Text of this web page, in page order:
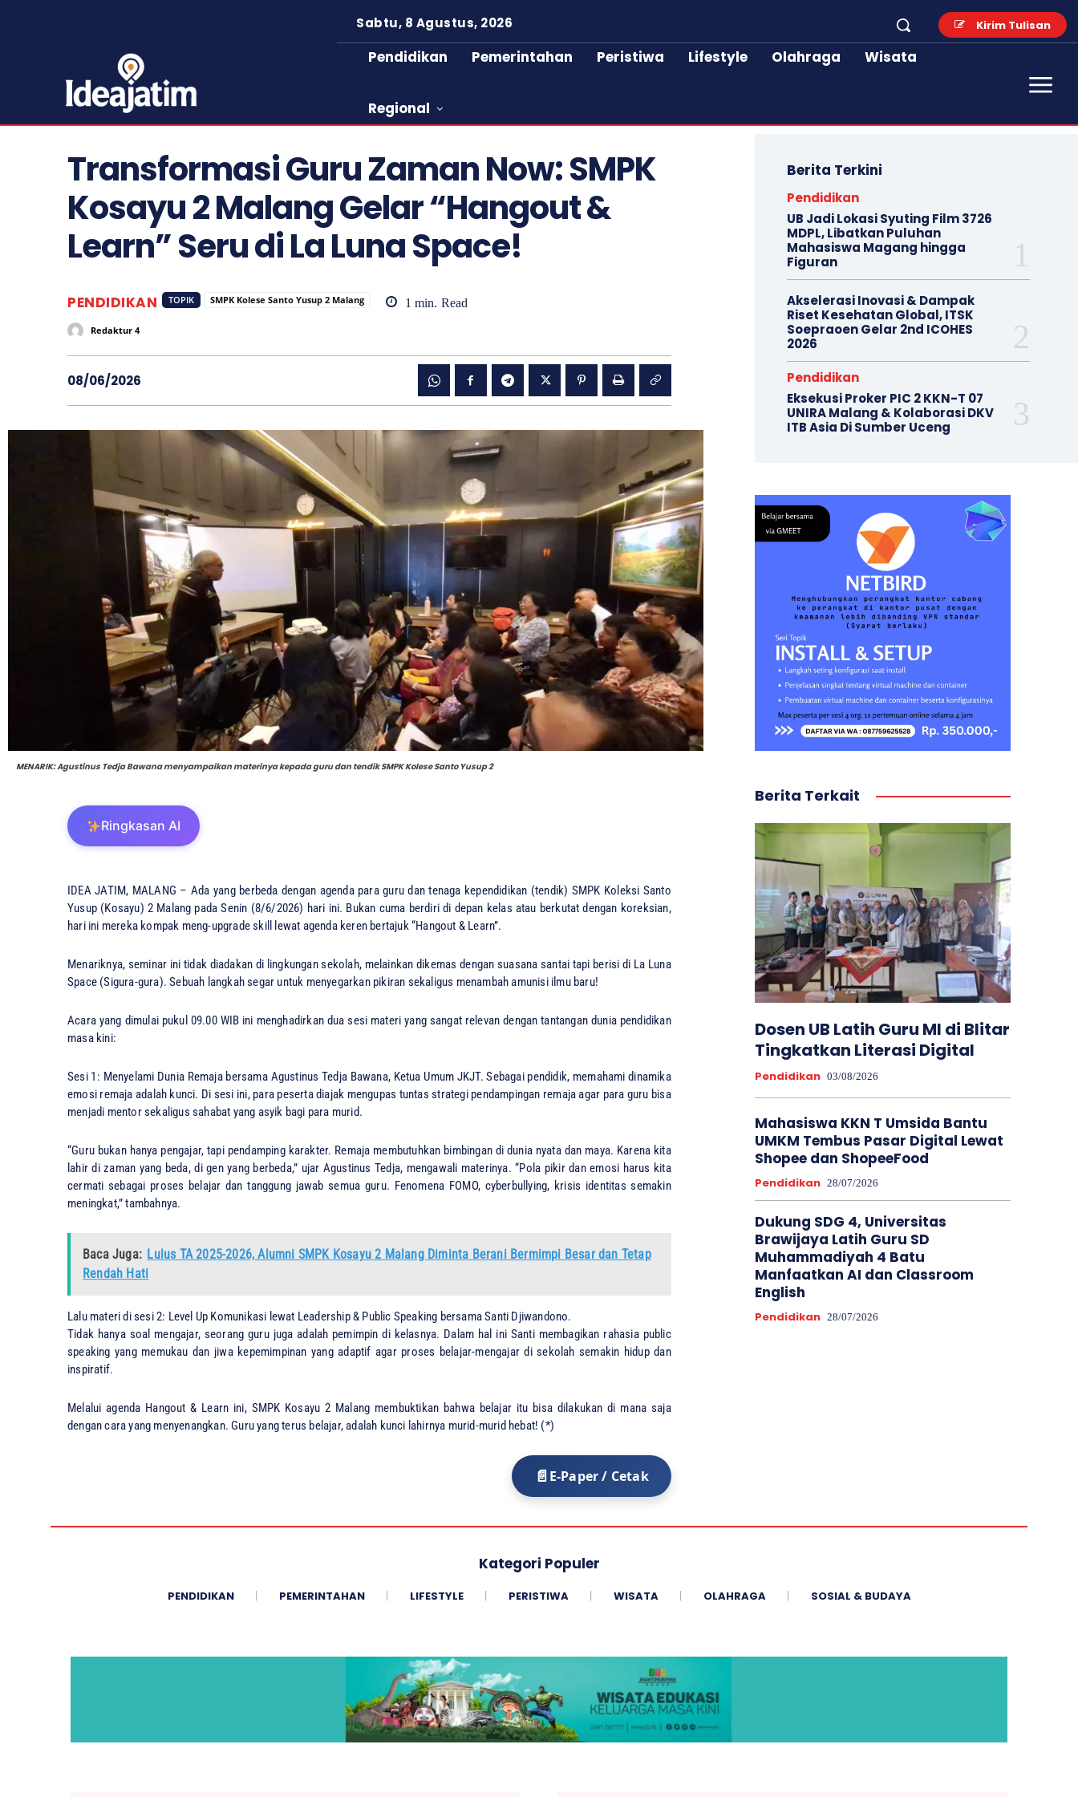
Kirim Tulisan
Sabtu, 8 Agustus, 2026
Pendidikan Pemerintahan Peristiwa Lifestyle Olahraga Wisata
Regional
Transformasi Guru Zaman Now: SMPK
Kosayu 2 Malang Gelar “Hangout &
Learn” Seru di La Luna Space!
PENDIDIKAN TOPIK SMPK Kolese Santo Yusup 2 Malang 1 min. Read
Redaktur 4
08/06/2026
MENARIK: Agustinus Tedja Bawana menyampaikan materinya kepada guru dan tendik SMPK Kolese Santo Yusup 2
Ringkasan AI
IDEA JATIM, ​MALANG – Ada yang berbeda dengan agenda para guru dan tenaga kependidikan (tendik) SMPK Koleksi Santo
Yusup (Kosayu) 2 Malang pada Senin (8/6/2026) hari ini. Bukan cuma berdiri di depan kelas atau berkutat dengan koreksian,
hari ini mereka kompak meng-upgrade skill lewat agenda keren bertajuk “Hangout & Learn”.
​Menariknya, seminar ini tidak diadakan di lingkungan sekolah, melainkan dikemas dengan suasana santai tapi berisi di La Luna
Space (Sigura-gura). Sebuah langkah segar untuk menyegarkan pikiran sekaligus menambah amunisi ilmu baru!
​Acara yang dimulai pukul 09.00 WIB ini menghadirkan dua sesi materi yang sangat relevan dengan tantangan dunia pendidikan
masa kini:
​Sesi 1: Menyelami Dunia Remaja bersama Agustinus Tedja Bawana, Ketua Umum JKJT. Sebagai pendidik, memahami dinamika
emosi remaja adalah kunci. Di sesi ini, para peserta diajak mengupas tuntas strategi pendampingan remaja agar para guru bisa
menjadi mentor sekaligus sahabat yang asyik bagi para murid.
“Guru bukan hanya pengajar, tapi pendamping karakter. Remaja membutuhkan bimbingan di dunia nyata dan maya. Karena kita
lahir di zaman yang beda, di gen yang berbeda,” ujar Agustinus Tedja, mengawali materinya. “Pola pikir dan emosi harus kita
cermati sebagai proses belajar dan tanggung jawab semua guru. Fenomena FOMO, cyberbullying, krisis identitas semakin
meningkat,” tambahnya.
Baca Juga: Lulus TA 2025-2026, Alumni SMPK Kosayu 2 Malang Diminta Berani Bermimpi Besar dan Tetap
Rendah Hati
Lalu materi di ​sesi 2: Level Up Komunikasi lewat Leadership & Public Speaking bersama Santi Djiwandono.
Tidak hanya soal mengajar, seorang guru juga adalah pemimpin di kelasnya. Dalam hal ini Santi membagikan rahasia public
speaking yang memukau dan jiwa kepemimpinan yang adaptif agar proses belajar-mengajar di sekolah semakin hidup dan
inspiratif.
​Melalui agenda Hangout & Learn ini, SMPK Kosayu 2 Malang membuktikan bahwa belajar itu bisa dilakukan di mana saja
dengan cara yang menyenangkan. Guru yang terus belajar, adalah kunci lahirnya murid-murid hebat! (*)
E-Paper / Cetak
Berita Terkini
Pendidikan
UB Jadi Lokasi Syuting Film 3726
MDPL, Libatkan Puluhan
Mahasiswa Magang hingga
Figuran
Akselerasi Inovasi & Dampak
Riset Kesehatan Global, ITSK
Soepraoen Gelar 2nd ICOHES
2026
Pendidikan
Eksekusi Proker PIC 2 KKN-T 07
UNIRA Malang & Kolaborasi DKV
ITB Asia Di Sumber Uceng
Berita Terkait
Dosen UB Latih Guru MI di Blitar
Tingkatkan Literasi Digital
Pendidikan 03/08/2026
Mahasiswa KKN T Umsida Bantu
UMKM Tembus Pasar Digital Lewat
Shopee dan ShopeeFood
Pendidikan 28/07/2026
Dukung SDG 4, Universitas
Brawijaya Latih Guru SD
Muhammadiyah 4 Batu
Manfaatkan AI dan Classroom
English
Pendidikan 28/07/2026
Kategori Populer
PENDIDIKAN PEMERINTAHAN LIFESTYLE PERISTIWA WISATA OLAHRAGA SOSIAL & BUDAYA